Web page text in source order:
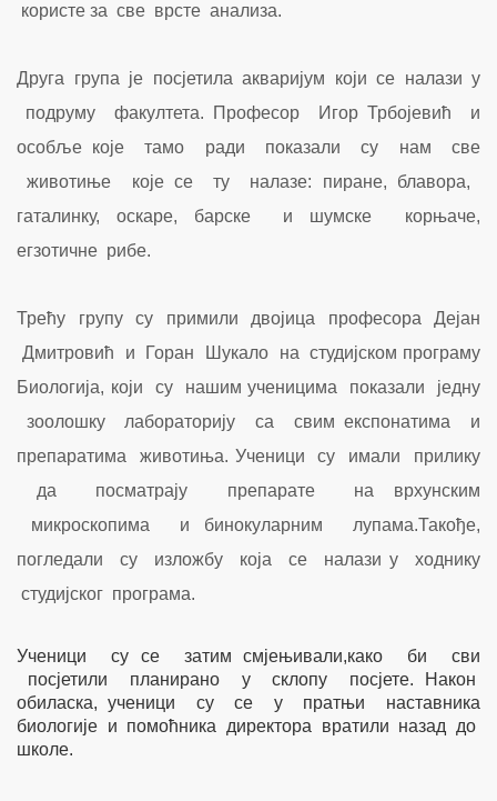
користе за све врсте анализа.
Друга група је посјетила акваријум који се налази у
подруму факултета. Професор Игор Трбојевић и
особље које тамо ради показали су нам све
животиње које се ту налазе: пиране, блавора,
гаталинку, оскаре, барске и шумске корњаче,
егзотичне рибе.
Трећу групу су примили двојица професора Дејан
Дмитровић и Горан Шукало на студијском програму
Биологија, који су нашим ученицима показали једну
зоолошку лабораторију са свим експонатима и
препаратима животиња. Ученици су имали прилику
да посматрају препарате на врхунским
микроскопима и бинокуларним лупама.Такође,
погледали су изложбу која се налази у ходнику
студијског програма.
Ученици су се затим смјењивали,како би сви
посјетили планирано у склопу посјете. Након
обиласка, ученици су се у пратњи наставника
биологије и помоћника директора вратили назад до
школе.